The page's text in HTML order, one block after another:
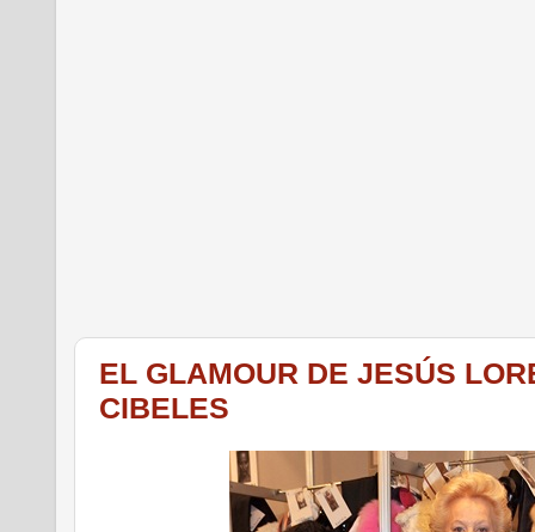
EL GLAMOUR DE JESÚS
CIBELES